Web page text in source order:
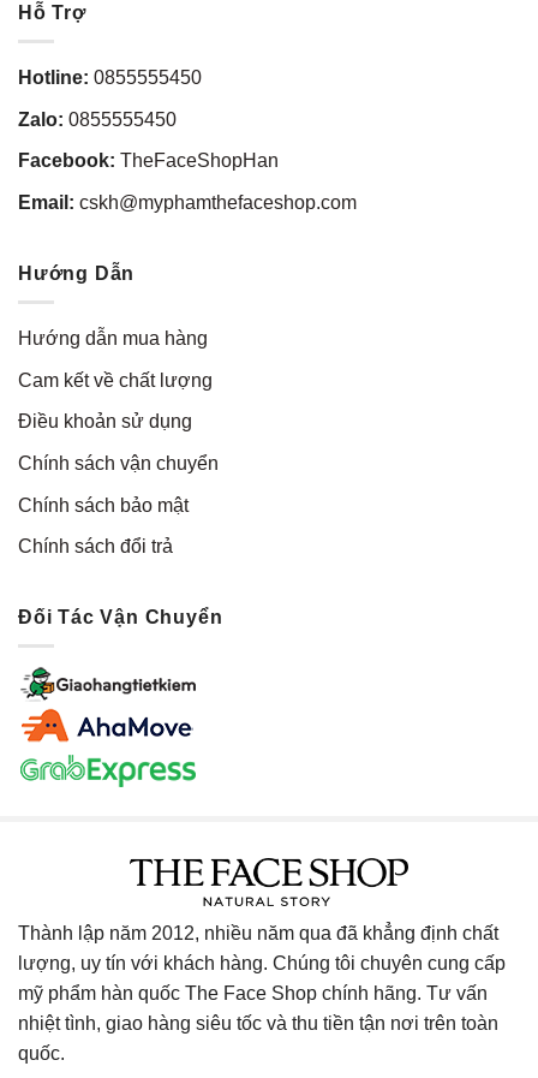
Hỗ Trợ
Hotline: 0855555450
Zalo: 0855555450
Facebook: TheFaceShopHan
Email: cskh@myphamthefaceshop.com
Hướng Dẫn
Hướng dẫn mua hàng
Cam kết về chất lượng
Điều khoản sử dụng
Chính sách vận chuyển
Chính sách bảo mật
Chính sách đổi trả
Đối Tác Vận Chuyển
Thành lập năm 2012, nhiều năm qua đã khẳng định chất
lượng, uy tín với khách hàng. Chúng tôi chuyên cung cấp
mỹ phẩm hàn quốc The Face Shop chính hãng. Tư vấn
nhiệt tình, giao hàng siêu tốc và thu tiền tận nơi trên toàn
quốc.